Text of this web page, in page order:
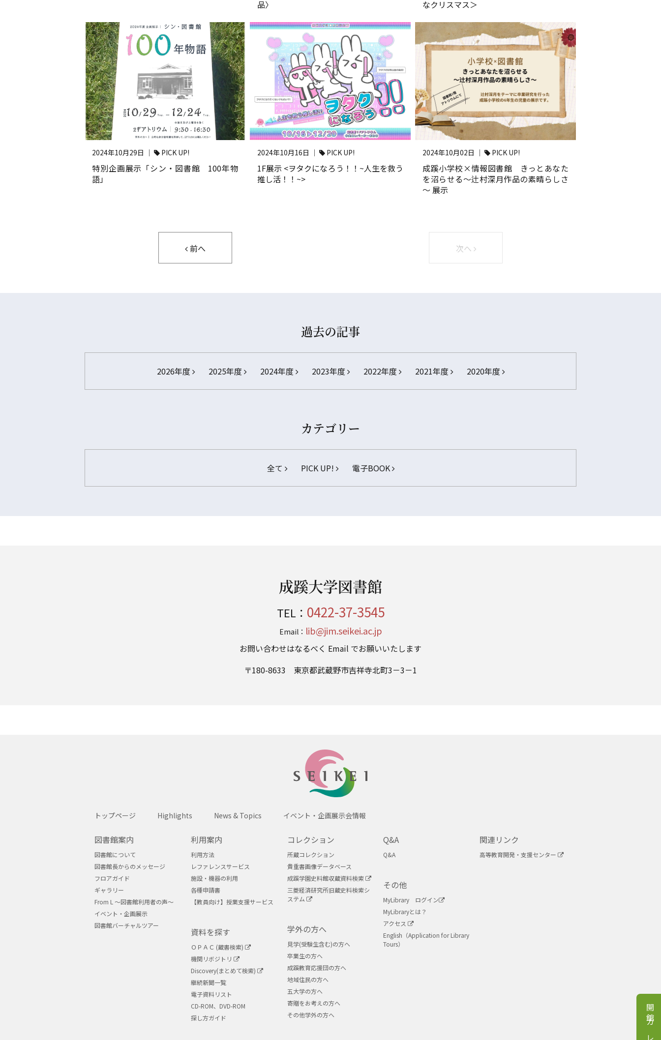
品〉
なクリスマス＞
2024年10月29日 ｜ PICK UP!
特別企画展示「シン・図書館 100年物
語」
2024年10月16日 ｜ PICK UP!
1F展示 <ヲタクになろう！！~人生を救う
推し活！！~>
2024年10月02日 ｜ PICK UP!
成蹊小学校×情報図書館 きっとあなた
を沼らせる～辻村深月作品の素晴らしさ
～ 展示
前へ 次へ
過去の記事
2026年度 2025年度 2024年度 2023年度 2022年度 2021年度 2020年度
カテゴリー
全て PICK UP! 電子BOOK
成蹊大学図書館
TEL： 0422-37-3545
Email： lib@jim.seikei.ac.jp
お問い合わせはなるべく Email でお願いいたします
〒180-8633 東京都武蔵野市吉祥寺北町3－3－1
トップページ Highlights News & Topics イベント・企画展示会情報
図書館案内
図書館について
図書館長からのメッセージ
フロアガイド
ギャラリー
From L ～図書館利用者の声～
イベント・企画展示
図書館バーチャルツアー
利用案内
利用方法
レファレンスサービス
施設・機器の利用
各種申請書
【教員向け】授業支援サービス
資料を探す
ＯＰＡＣ (蔵書検索)
機関リボジトリ
Discovery(まとめて検索)
継続新聞一覧
電子資料リスト
CD-ROM、DVD-ROM
探し方ガイド
コレクション
所蔵コレクション
貴重書画像データベース
成蹊学園史料館収蔵資料検索
三菱経済研究所旧蔵史料検索シ
ステム
学外の方へ
見学(受験生含む)の方へ
卒業生の方へ
成蹊教育応援団の方へ
地域住民の方へ
五大学の方へ
寄贈をお考えの方へ
その他学外の方へ
Q&A
Q&A
その他
MyLibrary ログイン
MyLibraryとは？
アクセス
English（Application for Library
Tours）
関連リンク
高等教育開発・支援センター